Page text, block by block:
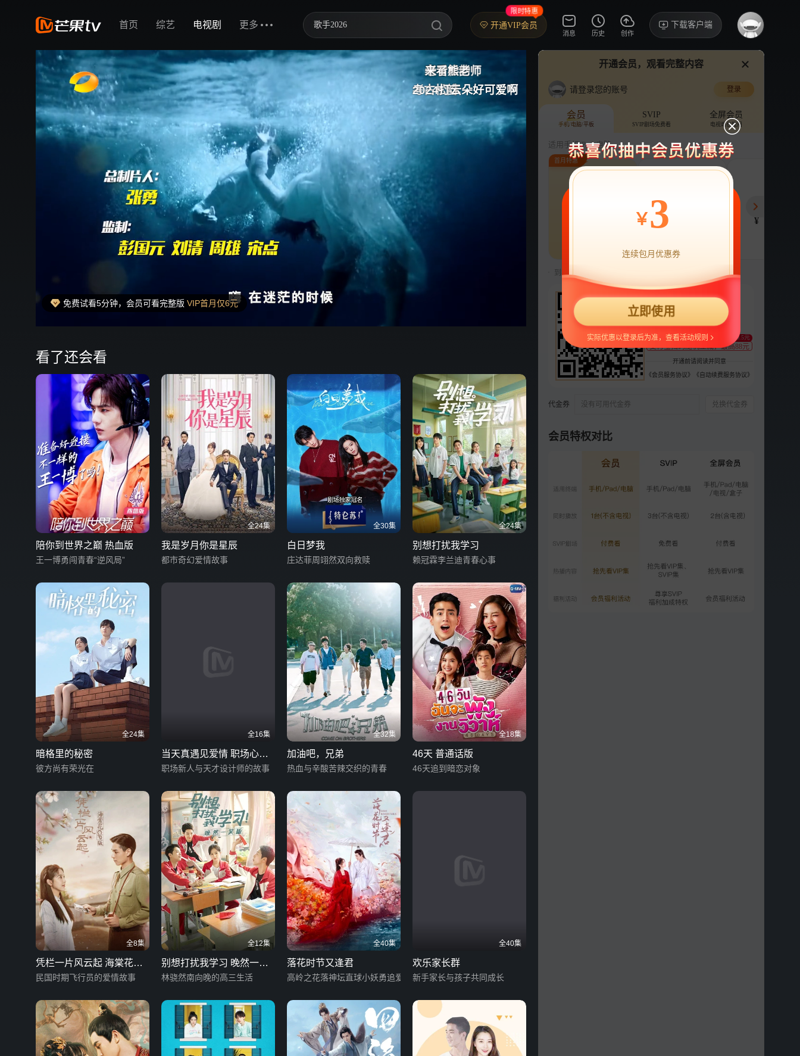
首页 综艺 电视剧 更多
密室大逃脱 第八季
歌手2026
你好，星期六
中餐厅·南洋拾光季
快乐老家
野狗骨头
忙忙碌碌寻宝藏2
我们的宿舍·归心季
爸爸当家 第五季
开通VIP会员
限时特惠
消息 历史 创作
下载客户端
来看松韵
老看熊老师
来了
谁是因为看了亲爱的热爱的又回来看的？
考古松韵
2024打卡 真爱粉＋1
免费试看5分钟，会员可看完整版 VIP首月仅6元
看了还会看
陪你到世界之巅 热血版
王一博勇闯青春“逆风局”
全24集
我是岁月你是星辰
都市奇幻爱情故事
全30集
白日梦我
庄达菲周翊然双向救赎
全24集
别想打扰我学习
赖冠霖李兰迪青春心事
全24集
暗格里的秘密
彼方尚有荣光在
全16集
当天真遇见爱情 职场心动
版
职场新人与天才设计师的故事
全32集
加油吧，兄弟
热血与辛酸苦辣交织的青春
全18集
46天 普通话版
46天追到暗恋对象
全8集
凭栏一片风云起 海棠花CP
版
民国时期飞行员的爱情故事
全12集
别想打扰我学习 晚然一笑
版
林骁然南向晚的高三生活
全40集
落花时节又逢君
高岭之花落神坛直球小妖勇追爱
全40集
欢乐家长群
新手家长与孩子共同成长
讨论·7745
浪花一朵朵
电视剧 23.9亿次播放 谭松韵
评论 分享
免前贴片广告，解锁会员权益
广告特权
立即开通
选集
3
预
4
VIP
5 6 7 8
VIP
VIP VIP
更多选集
精彩短片 更多
浪花小分队欢乐日常
熊梓淇谭松韵跳起舞来真
的有毒
开通会员，观看完整内容
请登录您的账号 登录
会员
手机/电脑/平板
SVIP
SVIP剧场免费看
全屏会员
电视端也能用
适用手机/Pad/电脑
首月特惠
¥ ¥
到期前自动续费22元/月，可随时取消。
22
支持 扫码支付
支付宝扫码随机立减，最高88元
至少减0.5元
开通前请阅读并同意
《会员服务协议》 《自动续费服务协议》
代金券 没有可用代金券 兑换代金券
会员特权对比
￥3
连续包月优惠券
立即使用
实际优惠以登录后为准，查看活动规则